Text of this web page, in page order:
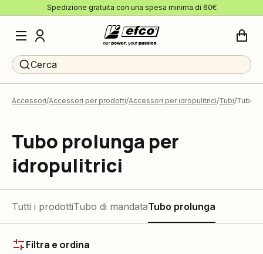
Spedizione gratuita con una spesa minima di 60€
Cerca
Accessori Accessori per prodotti Accessori per idropulitrici Tubi Tubo
Tubo prolunga per
idropulitrici
Tutti i prodottiTubo di mandataTubo prolunga
Filtra e ordina